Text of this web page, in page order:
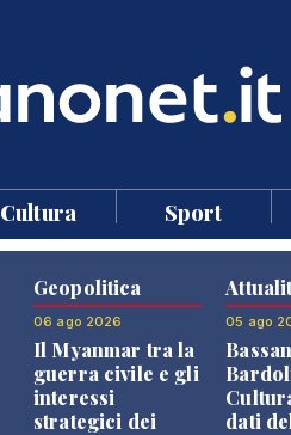
Cultura Sport
Geopolitica
06 ago 2026
Il Myanmar tra la
guerra civile e gli
interessi
strategici dei
05 ago
dati